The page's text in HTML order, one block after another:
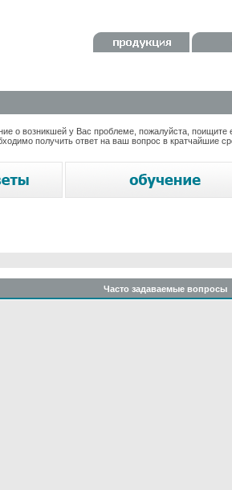
возникшей у Вас проблеме, пожалуйста, поищите
получить ответ на ваш вопрос в кратчайшие
Часто задаваемые вопросы